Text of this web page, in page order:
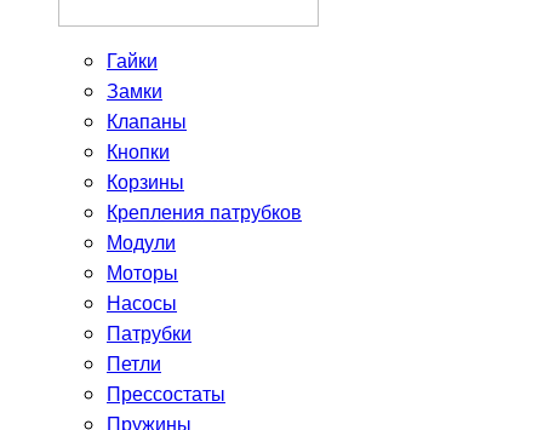
Гайки
Замки
Клапаны
Кнопки
Корзины
Крепления патрубков
Модули
Моторы
Насосы
Патрубки
Петли
Прессостаты